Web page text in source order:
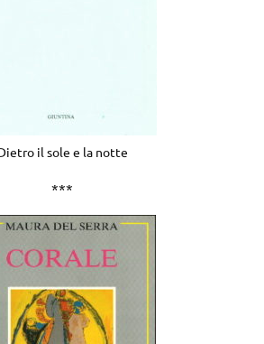
il sole e la notte
***